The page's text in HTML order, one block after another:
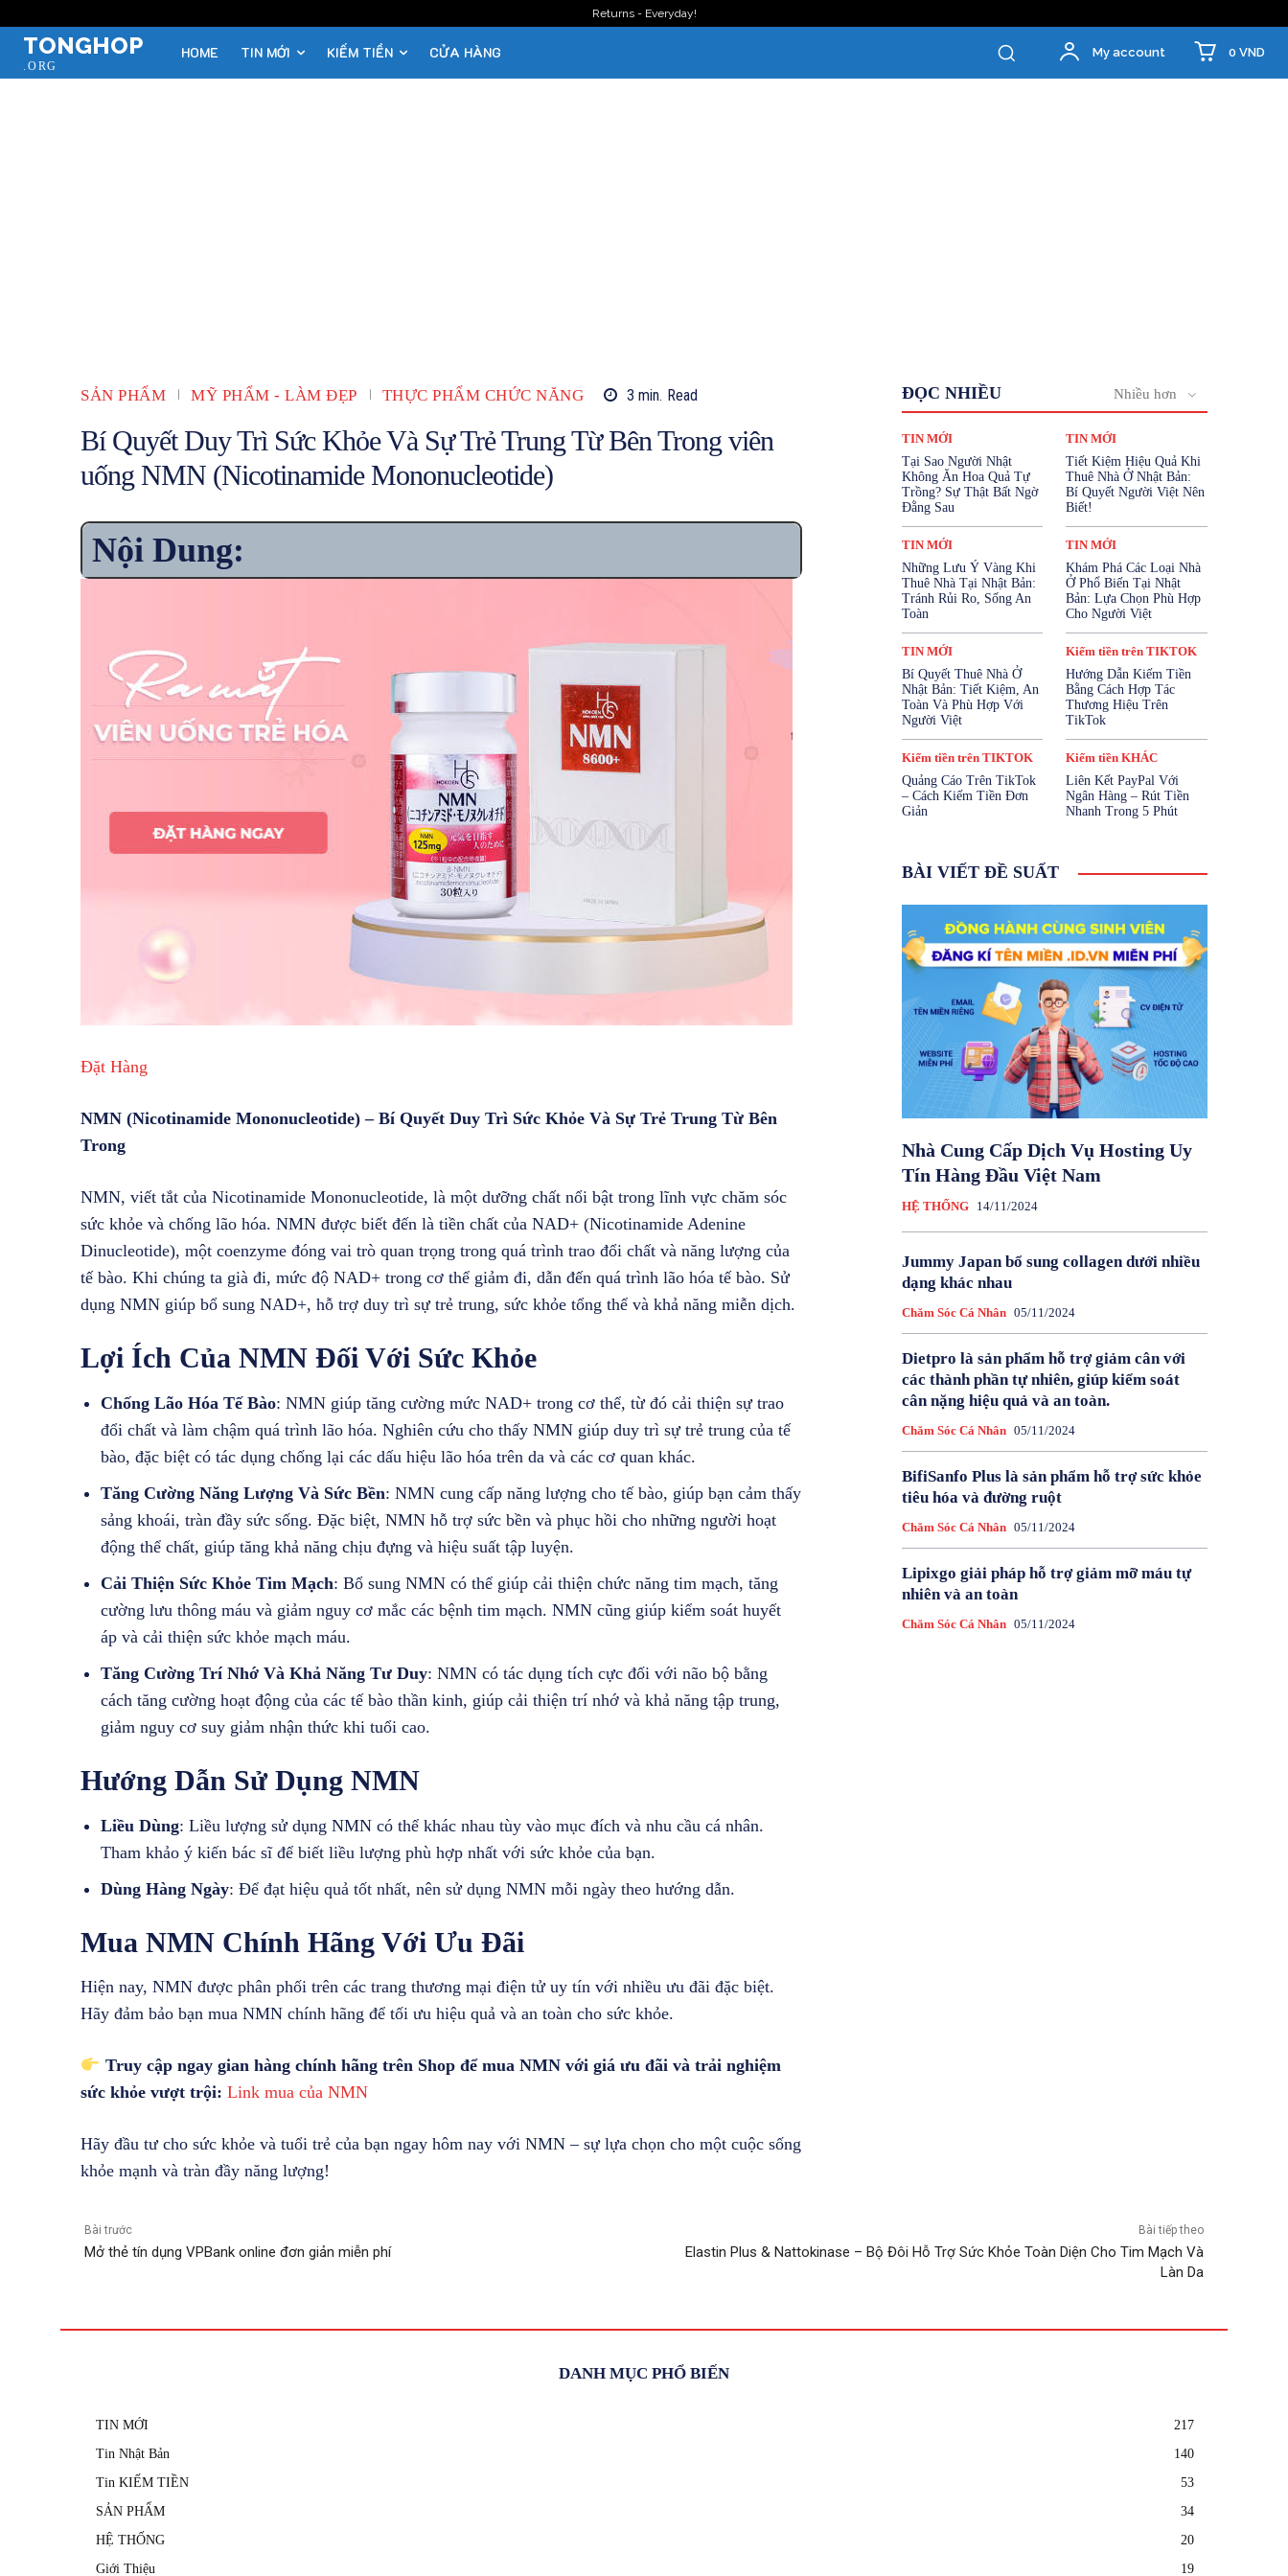
Returns - Everyday!
TONGHOP
.ORG
HOME TIN MỚI KIẾM TIỀN CỬA HÀNG My account 0 VND
SẢN PHẨM MỸ PHẨM - LÀM ĐẸP THỰC PHẨM CHỨC NĂNG 3 min. Read
Bí Quyết Duy Trì Sức Khỏe Và Sự Trẻ Trung Từ Bên Trong viên
uống NMN (Nicotinamide Mononucleotide)
Nội Dung:
Đặt Hàng
NMN (Nicotinamide Mononucleotide) – Bí Quyết Duy Trì Sức Khỏe Và Sự Trẻ Trung Từ Bên
Trong
NMN, viết tắt của Nicotinamide Mononucleotide, là một dưỡng chất nổi bật trong lĩnh vực chăm sóc
sức khỏe và chống lão hóa. NMN được biết đến là tiền chất của NAD+ (Nicotinamide Adenine
Dinucleotide), một coenzyme đóng vai trò quan trọng trong quá trình trao đổi chất và năng lượng của
tế bào. Khi chúng ta già đi, mức độ NAD+ trong cơ thể giảm đi, dẫn đến quá trình lão hóa tế bào. Sử
dụng NMN giúp bổ sung NAD+, hỗ trợ duy trì sự trẻ trung, sức khỏe tổng thể và khả năng miễn dịch.
Lợi Ích Của NMN Đối Với Sức Khỏe
Chống Lão Hóa Tế Bào: NMN giúp tăng cường mức NAD+ trong cơ thể, từ đó cải thiện sự trao
đổi chất và làm chậm quá trình lão hóa. Nghiên cứu cho thấy NMN giúp duy trì sự trẻ trung của tế
bào, đặc biệt có tác dụng chống lại các dấu hiệu lão hóa trên da và các cơ quan khác.
Tăng Cường Năng Lượng Và Sức Bền: NMN cung cấp năng lượng cho tế bào, giúp bạn cảm thấy
sảng khoái, tràn đầy sức sống. Đặc biệt, NMN hỗ trợ sức bền và phục hồi cho những người hoạt
động thể chất, giúp tăng khả năng chịu đựng và hiệu suất tập luyện.
Cải Thiện Sức Khỏe Tim Mạch: Bổ sung NMN có thể giúp cải thiện chức năng tim mạch, tăng
cường lưu thông máu và giảm nguy cơ mắc các bệnh tim mạch. NMN cũng giúp kiểm soát huyết
áp và cải thiện sức khỏe mạch máu.
Tăng Cường Trí Nhớ Và Khả Năng Tư Duy: NMN có tác dụng tích cực đối với não bộ bằng
cách tăng cường hoạt động của các tế bào thần kinh, giúp cải thiện trí nhớ và khả năng tập trung,
giảm nguy cơ suy giảm nhận thức khi tuổi cao.
Hướng Dẫn Sử Dụng NMN
Liều Dùng: Liều lượng sử dụng NMN có thể khác nhau tùy vào mục đích và nhu cầu cá nhân.
Tham khảo ý kiến bác sĩ để biết liều lượng phù hợp nhất với sức khỏe của bạn.
Dùng Hàng Ngày: Để đạt hiệu quả tốt nhất, nên sử dụng NMN mỗi ngày theo hướng dẫn.
Mua NMN Chính Hãng Với Ưu Đãi
Hiện nay, NMN được phân phối trên các trang thương mại điện tử uy tín với nhiều ưu đãi đặc biệt.
Hãy đảm bảo bạn mua NMN chính hãng để tối ưu hiệu quả và an toàn cho sức khỏe.
Truy cập ngay gian hàng chính hãng trên Shop để mua NMN với giá ưu đãi và trải nghiệm
sức khỏe vượt trội: Link mua của NMN
Hãy đầu tư cho sức khỏe và tuổi trẻ của bạn ngay hôm nay với NMN – sự lựa chọn cho một cuộc sống
khỏe mạnh và tràn đầy năng lượng!
ĐỌC NHIỀU Nhiều hơn
TIN MỚI
Tại Sao Người Nhật
Không Ăn Hoa Quả Tự
Trồng? Sự Thật Bất Ngờ
Đằng Sau
TIN MỚI
Tiết Kiệm Hiệu Quả Khi
Thuê Nhà Ở Nhật Bản:
Bí Quyết Người Việt Nên
Biết!
TIN MỚI
Những Lưu Ý Vàng Khi
Thuê Nhà Tại Nhật Bản:
Tránh Rủi Ro, Sống An
Toàn
TIN MỚI
Khám Phá Các Loại Nhà
Ở Phổ Biến Tại Nhật
Bản: Lựa Chọn Phù Hợp
Cho Người Việt
TIN MỚI
Bí Quyết Thuê Nhà Ở
Nhật Bản: Tiết Kiệm, An
Toàn Và Phù Hợp Với
Người Việt
Kiếm tiền trên TIKTOK
Hướng Dẫn Kiếm Tiền
Bằng Cách Hợp Tác
Thương Hiệu Trên
TikTok
Kiếm tiền trên TIKTOK
Quảng Cáo Trên TikTok
– Cách Kiếm Tiền Đơn
Giản
Kiếm tiền KHÁC
Liên Kết PayPal Với
Ngân Hàng – Rút Tiền
Nhanh Trong 5 Phút
BÀI VIẾT ĐỀ SUẤT
Nhà Cung Cấp Dịch Vụ Hosting Uy
Tín Hàng Đầu Việt Nam
HỆ THỐNG 14/11/2024
Jummy Japan bổ sung collagen dưới nhiều
dạng khác nhau
Chăm Sóc Cá Nhân 05/11/2024
Dietpro là sản phẩm hỗ trợ giảm cân với
các thành phần tự nhiên, giúp kiểm soát
cân nặng hiệu quả và an toàn.
Chăm Sóc Cá Nhân 05/11/2024
BifiSanfo Plus là sản phẩm hỗ trợ sức khỏe
tiêu hóa và đường ruột
Chăm Sóc Cá Nhân 05/11/2024
Lipixgo giải pháp hỗ trợ giảm mỡ máu tự
nhiên và an toàn
Chăm Sóc Cá Nhân 05/11/2024
Bài trước
Mở thẻ tín dụng VPBank online đơn giản miễn phí
Bài tiếp theo
Elastin Plus & Nattokinase – Bộ Đôi Hỗ Trợ Sức Khỏe Toàn Diện Cho Tim Mạch Và
Làn Da
DANH MỤC PHỔ BIẾN
TIN MỚI
217
Tin Nhật Bản
140
Tin KIẾM TIỀN
53
SẢN PHẨM
34
HỆ THỐNG
20
Giới Thiệu
19